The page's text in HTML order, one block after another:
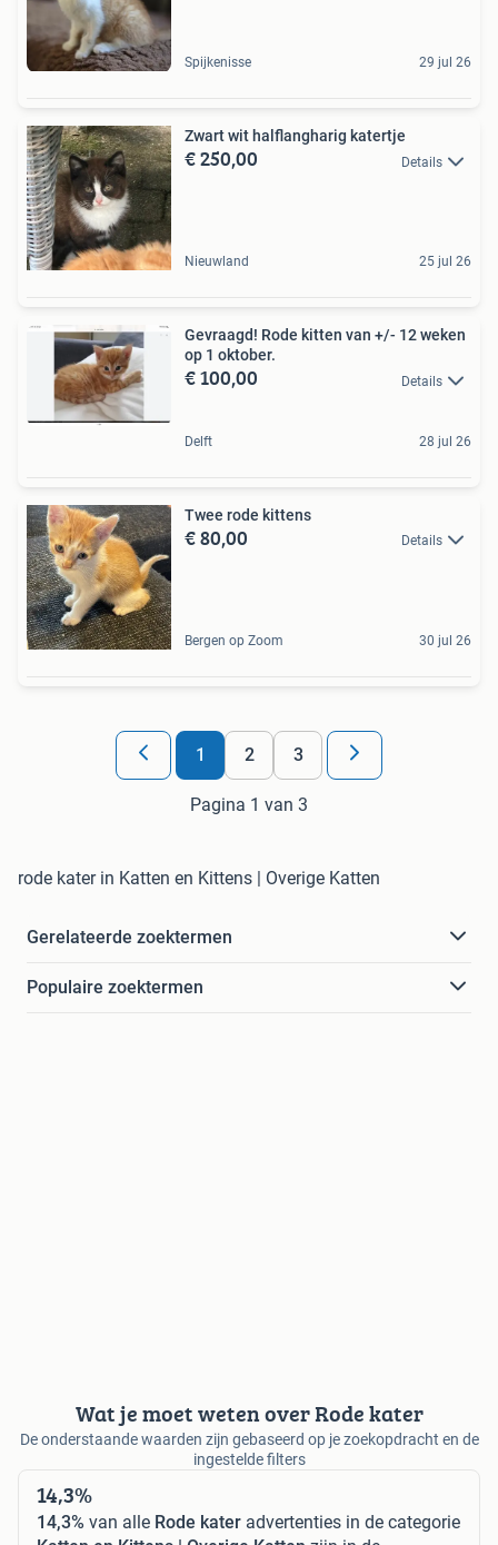
Spijkenisse 29 jul 26
Zwart wit halflangharig katertje
€ 250,00 Details
Nieuwland 25 jul 26
Gevraagd! Rode kitten van +/- 12 weken
op 1 oktober.
€ 100,00 Details
Delft 28 jul 26
Twee rode kittens
€ 80,00 Details
Bergen op Zoom 30 jul 26
1 2 3
Pagina 1 van 3
rode kater in Katten en Kittens | Overige Katten
Gerelateerde zoektermen
Populaire zoektermen
Wat je moet weten over Rode kater
De onderstaande waarden zijn gebaseerd op je zoekopdracht en de
ingestelde filters
14,3%
14,3% van alle Rode kater advertenties in de categorie